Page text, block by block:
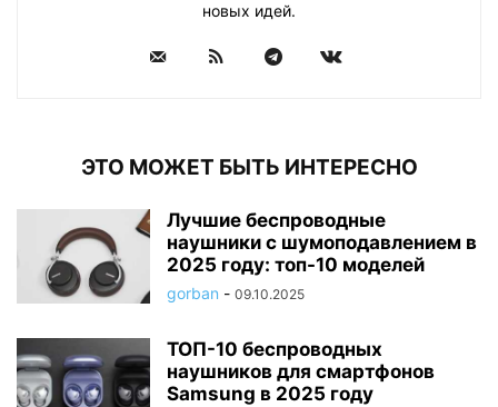
новых идей.
ЭТО МОЖЕТ БЫТЬ ИНТЕРЕСНО
Лучшие беспроводные
наушники с шумоподавлением в
2025 году: топ-10 моделей
gorban - 09.10.2025
ТОП-10 беспроводных
наушников для смартфонов
Samsung в 2025 году